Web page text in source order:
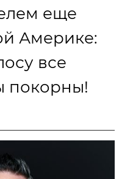
еще
Америке:
все
покорны!